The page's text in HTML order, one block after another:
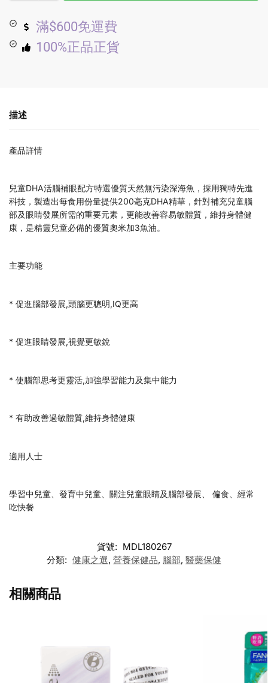
滿$600免運費
100%正品正貨
描述
產品詳情
兒童DHA活腦補眼配方特選優質天然無污染深海魚，採用獨特先進
科技，製造出每食用份量提供200毫克DHA精華，針對補充兒童腦
部及眼睛發展所需的重要元素，更能改善容易敏體質，維持身體健
康，是精靈兒童必備的優質奧米加3魚油。
主要功能
* 促進腦部發展,頭腦更聰明,IQ更高
* 促進眼睛發展,視覺更敏銳
* 使腦部思考更靈活,加強學習能力及集中能力
* 有助改善過敏體質,維持身體健康
適用人士
學習中兒童、發育中兒童、關注兒童眼睛及腦部發展、 偏食、經常
吃快餐
貨號: MDL180267
分類: 健康之選, 營養保健品, 腦部, 醫藥保健
相關商品